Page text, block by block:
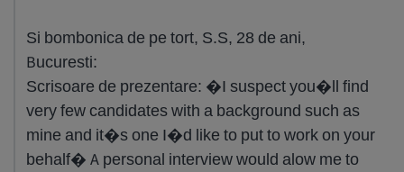
Si bombonica de pe tort, S.S, 28 de ani,
Bucuresti:
Scrisoare de prezentare: �I suspect you�ll find
very few candidates with a background such as
mine and it�s one I�d like to put to work on your
behalf� A personal interview would alow me to